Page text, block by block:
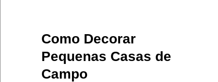
Como Decorar
Pequenas Casas de
Campo